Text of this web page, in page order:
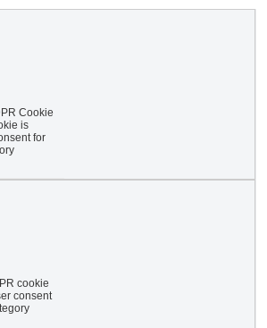
Cookie
is
for
cookie
consent